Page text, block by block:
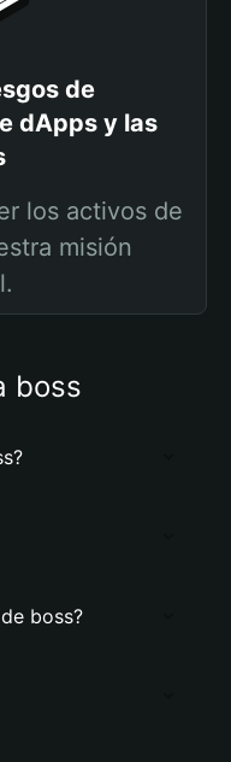
de
dApps y las
los activos de
misión
boss
boss?